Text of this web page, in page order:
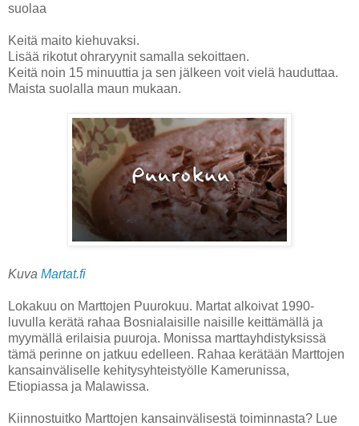
suolaa
Keitä maito kiehuvaksi.
Lisää rikotut ohraryynit samalla sekoittaen.
Keitä noin 15 minuuttia ja sen jälkeen voit vielä hauduttaa.
Maista suolalla maun mukaan.
Kuva Martat.fi
Lokakuu on Marttojen Puurokuu. Martat alkoivat 1990-
luvulla kerätä rahaa Bosnialaisille naisille keittämällä ja
myymällä erilaisia puuroja. Monissa marttayhdistyksissä
tämä perinne on jatkuu edelleen. Rahaa kerätään Marttojen
kansainväliselle kehitysyhteistyölle Kamerunissa,
Etiopiassa ja Malawissa.
Kiinnostuitko Marttojen kansainvälisestä toiminnasta? Lue